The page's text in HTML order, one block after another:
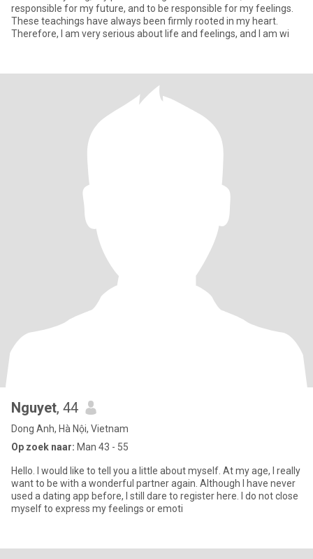
responsible for my future, and to be responsible for my feelings.
These teachings have always been firmly rooted in my heart.
Therefore, I am very serious about life and feelings, and I am wi
Nguyet, 44
Dong Anh, Hà Nội, Vietnam
Op zoek naar: Man 43 - 55
Hello. I would like to tell you a little about myself. At my age, I really
want to be with a wonderful partner again. Although I have never
used a dating app before, I still dare to register here. I do not close
myself to express my feelings or emoti